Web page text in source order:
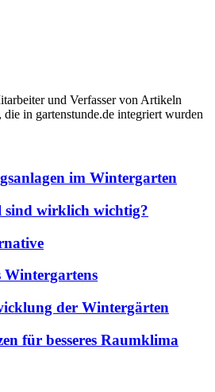
und Verfasser von Artikeln
in gartenstunde.de integriert wurden
im Wintergarten
sind wirklich wichtig?
Wintergartens
der Wintergärten
für besseres Raumklima